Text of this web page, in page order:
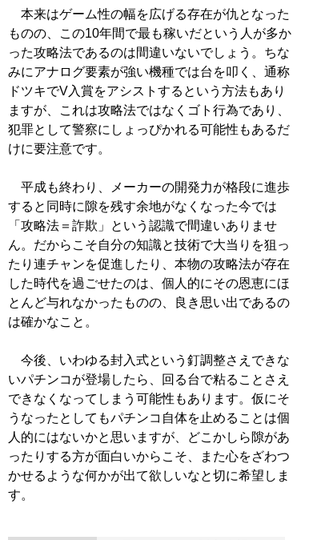
本来はゲーム性の幅を広げる存在が仇となった
ものの、この10年間で最も稼いだという人が多か
った攻略法であるのは間違いないでしょう。ちな
みにアナログ要素が強い機種では台を叩く、通称
ドツキでV入賞をアシストするという方法もあり
ますが、これは攻略法ではなくゴト行為であり、
犯罪として警察にしょっぴかれる可能性もあるだ
けに要注意です。
平成も終わり、メーカーの開発力が格段に進歩
すると同時に隙を残す余地がなくなった今では
「攻略法＝詐欺」という認識で間違いありませ
ん。だからこそ自分の知識と技術で大当りを狙っ
たり連チャンを促進したり、本物の攻略法が存在
した時代を過ごせたのは、個人的にその恩恵にほ
とんど与れなかったものの、良き思い出であるの
は確かなこと。
今後、いわゆる封入式という釘調整さえできな
いパチンコが登場したら、回る台で粘ることさえ
できなくなってしまう可能性もあります。仮にそ
うなったとしてもパチンコ自体を止めることは個
人的にはないかと思いますが、どこかしら隙があ
ったりする方が面白いからこそ、また心をざわつ
かせるような何かが出て欲しいなと切に希望しま